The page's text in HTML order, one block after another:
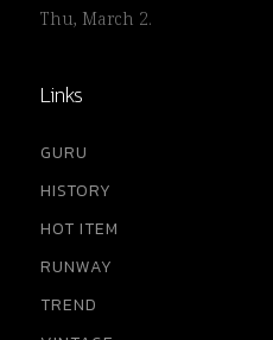
Thu, March 2.
Links
GURU
HISTORY
HOT ITEM
RUNWAY
TREND